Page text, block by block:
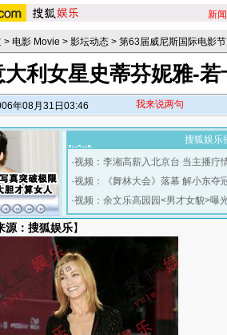
新闻
> 电影 Movie > 影坛动态 > 第63届威尼斯国际电影节
大利女星史蒂芬妮雅-
年08月31日03:46 我来说两句
搜狐娱乐
·视频：李湘高薪入北京台 当主播疗
·视频：《舞林大会》落幕 解小东夺
·视频：余文乐高园园<男才女貌>曝
源：搜狐娱乐】